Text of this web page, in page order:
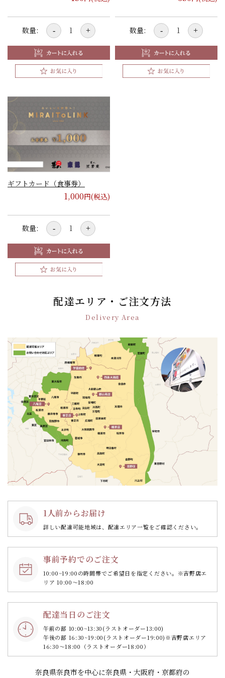
数量: - + 数量: - +
ギフトカード（食事券）
1,000円(税込)
数量: - +
配達エリア・ご注文方法
Delivery Area
1人前からお届け
詳しい配達可能地域は、配達エリア一覧をご確認ください。
事前予約でのご注文
10:00~19:00の時間帯でご希望日を指定ください。 ※吉野店エ
リア 10:00～18:00
配達当日のご注文
午前の部 10:00~13:30(ラストオーダー13:00)
午後の部 16:30~19:00(ラストオーダー19:00)※吉野店エリア
16:30～18:00（ラストオーダー18:00）
奈良県奈良市を中心に奈良県・大阪府・京都府の